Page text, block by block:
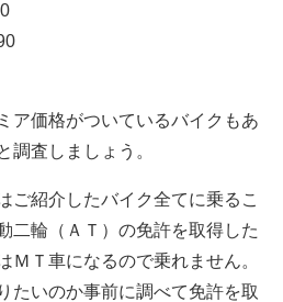
ア価格がついているバイクもあ
調査しましょう。
ご紹介したバイク全てに乗るこ
二輪（ＡＴ）の免許を取得した
ＭＴ車になるので乗れません。
たいのか事前に調べて免許を取